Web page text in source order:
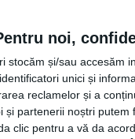
noi,
stocăm și/sau accesăm
unici și
reclamelor și a
și partenerii noștri
clic pentru a vă da
prezent predă în
am plecat și de
și aș dori să
alături de